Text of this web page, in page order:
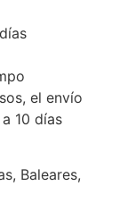
el envío
10 días
Baleares,